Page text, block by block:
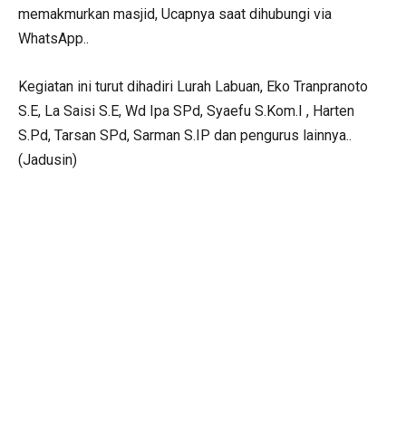
memakmurkan masjid, Ucapnya saat dihubungi via
WhatsApp..
Kegiatan ini turut dihadiri Lurah Labuan, Eko Tranpranoto
S.E, La Saisi S.E, Wd Ipa SPd, Syaefu S.Kom.I , Harten
S.Pd, Tarsan SPd, Sarman S.IP dan pengurus lainnya..
(Jadusin)